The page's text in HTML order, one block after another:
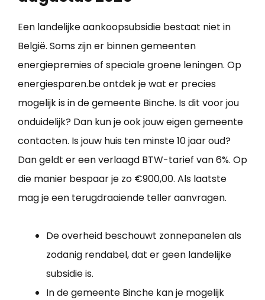
Een landelijke aankoopsubsidie bestaat niet in
België. Soms zijn er binnen gemeenten
energiepremies of speciale groene leningen. Op
energiesparen.be ontdek je wat er precies
mogelijk is in de gemeente Binche. Is dit voor jou
onduidelijk? Dan kun je ook jouw eigen gemeente
contacten. Is jouw huis ten minste 10 jaar oud?
Dan geldt er een verlaagd BTW-tarief van 6%. Op
die manier bespaar je zo €900,00. Als laatste
mag je een terugdraaiende teller aanvragen.
De overheid beschouwt zonnepanelen als
zodanig rendabel, dat er geen landelijke
subsidie is.
In de gemeente Binche kan je mogelijk